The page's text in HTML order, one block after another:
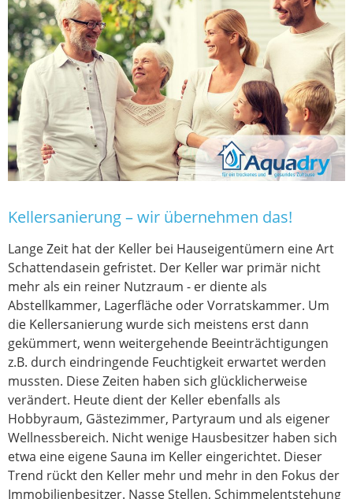
Kellersanierung – wir übernehmen das!
Lange Zeit hat der Keller bei Hauseigentümern eine Art
Schattendasein gefristet. Der Keller war primär nicht
mehr als ein reiner Nutzraum - er diente als
Abstellkammer, Lagerfläche oder Vorratskammer. Um
die Kellersanierung wurde sich meistens erst dann
gekümmert, wenn weitergehende Beeinträchtigungen
z.B. durch eindringende Feuchtigkeit erwartet werden
mussten. Diese Zeiten haben sich glücklicherweise
verändert. Heute dient der Keller ebenfalls als
Hobbyraum, Gästezimmer, Partyraum und als eigener
Wellnessbereich. Nicht wenige Hausbesitzer haben sich
etwa eine eigene Sauna im Keller eingerichtet. Dieser
Trend rückt den Keller mehr und mehr in den Fokus der
Immobilienbesitzer. Nasse Stellen, Schimmelentstehung